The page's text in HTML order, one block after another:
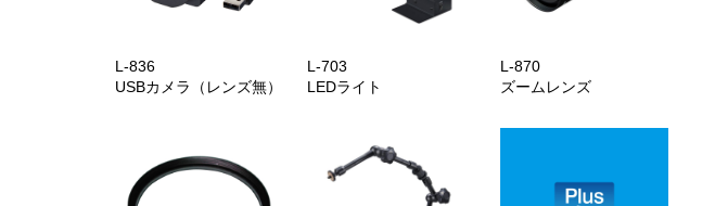
L-836
USBカメラ（レンズ無）
L-703
LEDライト
L-870
ズームレンズ